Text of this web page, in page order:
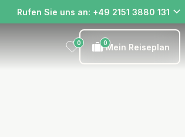
Rufen Sie uns an: +49 2151 3880 131
0 0Mein Reiseplan